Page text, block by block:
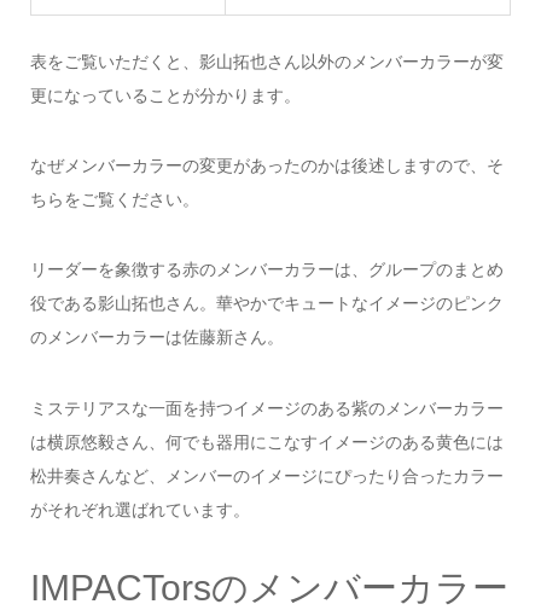
表をご覧いただくと、影山拓也さん以外のメンバーカラーが変
更になっていることが分かります。
なぜメンバーカラーの変更があったのかは後述しますので、そ
ちらをご覧ください。
リーダーを象徴する赤のメンバーカラーは、グループのまとめ
役である影山拓也さん。華やかでキュートなイメージのピンク
のメンバーカラーは佐藤新さん。
ミステリアスな一面を持つイメージのある紫のメンバーカラー
は横原悠毅さん、何でも器用にこなすイメージのある黄色には
松井奏さんなど、メンバーのイメージにぴったり合ったカラー
がそれぞれ選ばれています。
IMPACTorsのメンバーカラー